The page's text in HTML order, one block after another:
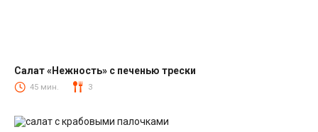
Салаты из печени трески
Салат «Нежность» с печенью трески
45 мин. 3